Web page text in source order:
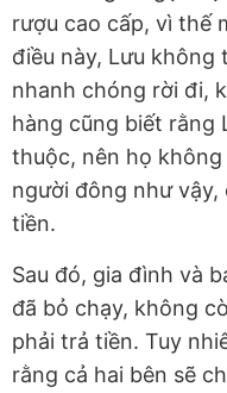
rượu cao cấp, vì thế
điều này, Lưu không
nhanh chóng rời đi,
hàng cũng biết rằng
thuộc, nên họ
người đông như
tiền.
Sau đó, gia đình và
đã bỏ chạy, không
phải trả tiền. Tuy
rằng cả hai bên sẽ